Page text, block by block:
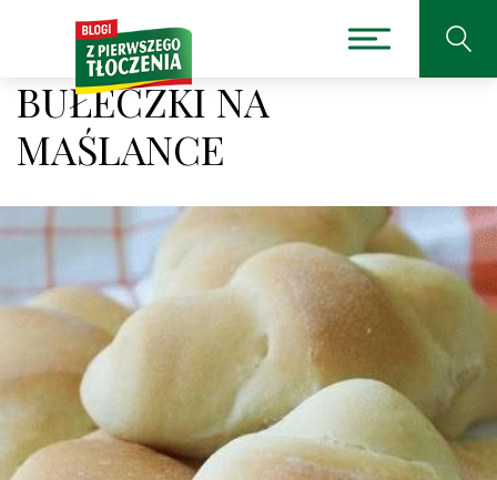
BUŁECZKI NA
MAŚLANCE